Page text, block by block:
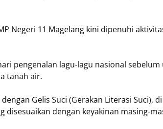
Negeri 11 Magelang kini dipenuhi
pengenalan lagu-lagu nasional
tanah air.
Gelis Suci (Gerakan Literasi Suci),
disesuaikan dengan keyakinan masing-